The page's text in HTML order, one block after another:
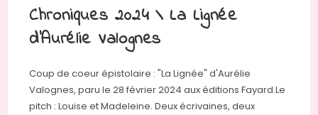
Chroniques 2024 \ La Lignée
d’Aurélie Valognes
Coup de coeur épistolaire : "La Lignée" d'Aurélie
Valognes, paru le 28 février 2024 aux éditions Fayard.Le
pitch : Louise et Madeleine. Deux écrivaines, deux